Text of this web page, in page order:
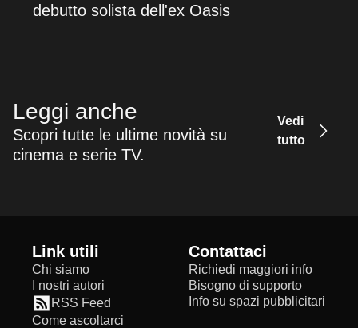
debutto solista dell'ex Oasis
Leggi anche
Scopri tutte le ultime novità su
cinema e serie TV.
Vedi
tutto
Link utili
Chi siamo
I nostri autori
RSS Feed
Come ascoltarci
Contattaci
Richiedi maggiori info
Bisogno di supporto
Info su spazi pubblicitari